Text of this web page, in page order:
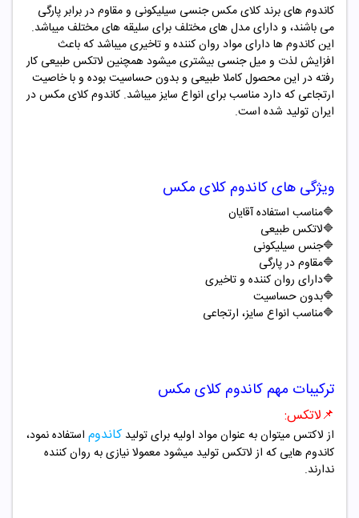
کاندوم های برند کلای مکس جنسی سیلیکونی و مقاوم در برابر پارگی
می باشند، و دارای مدل های مختلف برای سلیقه های مختلف میباشد.
این کاندوم ها دارای مواد روان کننده و تاخیری میباشد که باعث
افزایش لذت و میل جنسی بیشتری میشود همچنین لاتکس طبیعی کار
رفته در این محصول کاملا طبیعی و بدون حساسیت بوده و با خاصیت
ارتجاعی که دارد مناسب برای انواع سایز میباشد. کاندوم کلای مکس در
ایران تولید شده است.
ویژگی هایکاندوم کلای مکس
🔷مناسب استفاده آقایان
🔷لاتکس طبیعی
🔷جنس سیلیکونی
🔷مقاوم در پارگی
🔷دارای روان کننده و تاخیری
🔷بدون حساسیت
🔷مناسب انواع سایز، ارتجاعی
ترکیبات مهم کاندوم کلای مکس
📌لاتکس:
از لاکتس میتوان به عنوان مواد اولیه برای تولید کاندوم استفاده نمود،
کاندوم هایی که از لاتکس تولید میشود معمولا نیازی به روان کننده
ندارند.